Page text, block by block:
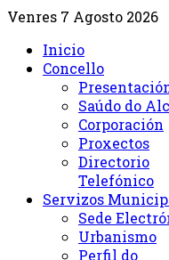
Venres 7 Agosto 2026
Inicio
Concello
Saúdo do
Corporación
Proxectos
Directorio
Telefónico
Servizos
Sede
Urbanismo
Perfil do